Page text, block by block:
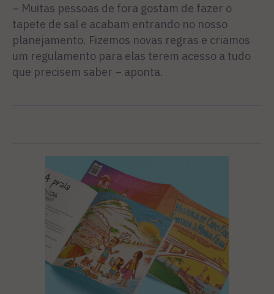
– Muitas pessoas de fora gostam de fazer o
tapete de sal e acabam entrando no nosso
planejamento. Fizemos novas regras e criamos
um regulamento para elas terem acesso a tudo
que precisem saber – aponta.